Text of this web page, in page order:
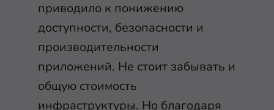
приводило к понижению
доступности, безопасности и
производительности
приложений. Не стоит забывать и
общую стоимость
инфраструктуры. Но благодаря